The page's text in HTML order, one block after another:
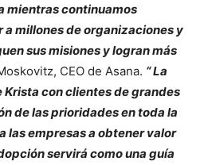
mientras continuamos
millones de organizaciones y
sus misiones y logran más
CEO de Asana. “La
con clientes de grandes
de las prioridades en toda la
las empresas a obtener valor
servirá como una guía